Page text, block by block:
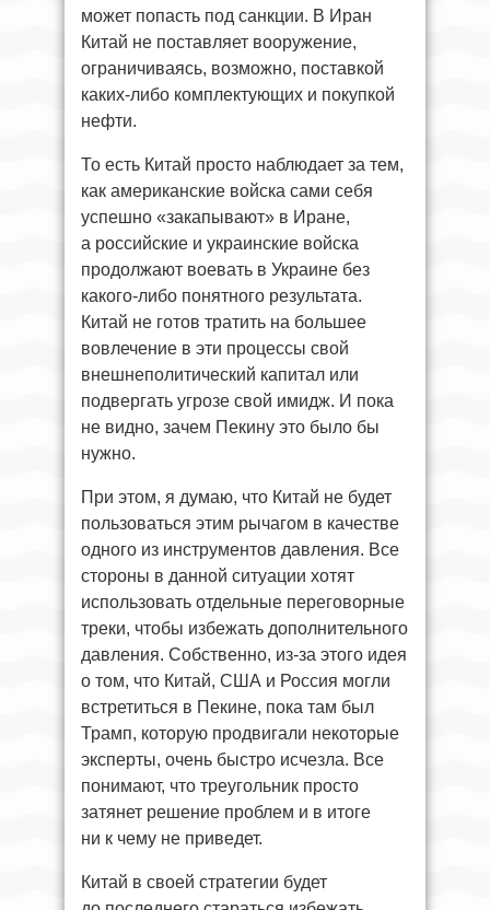
может попасть под санкции. В Иран
Китай не поставляет вооружение,
ограничиваясь, возможно, поставкой
каких-либо комплектующих и покупкой
нефти.
То есть Китай просто наблюдает за тем,
как американские войска сами себя
успешно «закапывают» в Иране,
а российские и украинские войска
продолжают воевать в Украине без
какого-либо понятного результата.
Китай не готов тратить на большее
вовлечение в эти процессы свой
внешнеполитический капитал или
подвергать угрозе свой имидж. И пока
не видно, зачем Пекину это было бы
нужно.
При этом, я думаю, что Китай не будет
пользоваться этим рычагом в качестве
одного из инструментов давления. Все
стороны в данной ситуации хотят
использовать отдельные переговорные
треки, чтобы избежать дополнительного
давления. Собственно, из-за этого идея
о том, что Китай, США и Россия могли
встретиться в Пекине, пока там был
Трамп, которую продвигали некоторые
эксперты, очень быстро исчезла. Все
понимают, что треугольник просто
затянет решение проблем и в итоге
ни к чему не приведет.
Китай в своей стратегии будет